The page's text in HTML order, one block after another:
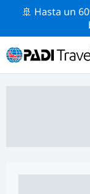
🚢 Hasta un